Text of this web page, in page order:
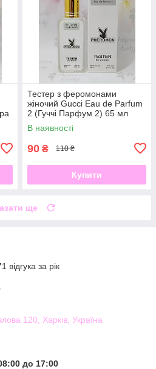
Тестер з феромонами
жіночий Gucci Eau de Parfum
2 (Гуччі Парфум 2) 65 мл
В наявності
90 ₴ 110 ₴
Купити
ще
відгука за рік
120, Харків, Україна
до 17:00